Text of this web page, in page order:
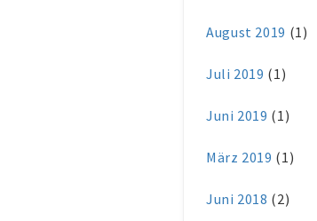
August 2019 (1)
Juli 2019 (1)
Juni 2019 (1)
März 2019 (1)
Juni 2018 (2)